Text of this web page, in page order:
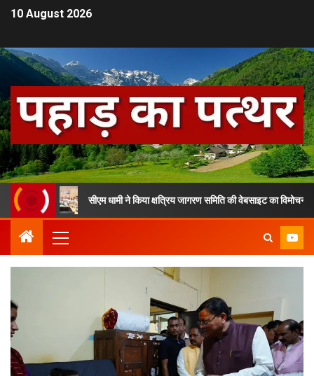
10 August 2026
सीएम धामी ने किया क्षत्रिय जागरण समिति की वेबसाइट का विमोचन